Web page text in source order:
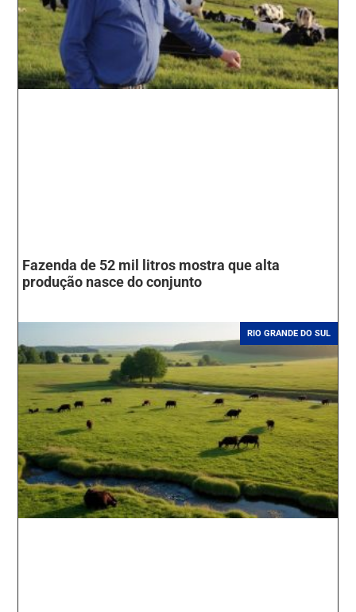
Fazenda de 52 mil litros mostra que alta
produção nasce do conjunto
RIO GRANDE DO SUL